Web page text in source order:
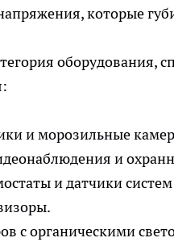
которые
оборудования,
и морозильные
и
и датчики
с органическими